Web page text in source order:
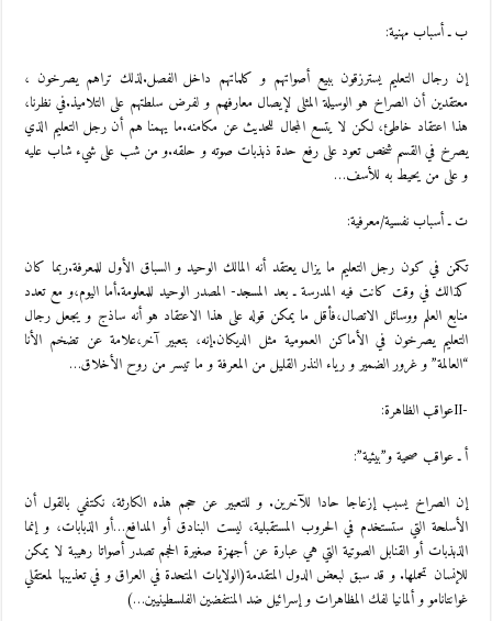
ب ـ أسباب مهنية:
إن رجال التعليم يسترزقون ببيع أصواتهم و كلماتهم داخل الفصل.لذلك تراهم يصرخون ،
معتقدين أن الصراخ هو الوسيلة المثلى لإيصال معارفهم و لفرض سلطتهم على التلاميذ.في نظرنا،
هذا اعتقاد خاطئ، لكن لا يتسع المجال للحديث عن مكامنه.ما يهمنا هم أن رجل التعليم الذي
يصرخ في القسم شخص تعود على رفع حدة ذبذبات صوته و حلقه.و من شب على شيء شاب عليه
و على من يحيط به للأسف…
ت ـ أسباب نفسية/معرفية:
تكمن في كون رجل التعليم ما يزال يعتقد أنه المالك الوحيد و السباق الأول للمعرفة.ربما كان
كذالك في وقت كانت فيه المدرسة ـ بعد المسجد- المصدر الوحيد للمعلومة.أما اليوم،و مع تعدد
منابع العلم ووسائل الاتصال،فأقل ما يمكن قوله على هذا الاعتقاد هو أنه ساذج و يجعل رجال
التعليم يصرخون في الأماكن العمومية مثل الديكان.إنه، بتعبير آخر،علامة عن تضخم الأنا
“العالمة” و غرور الضمير و رياء النذر القليل من المعرفة و ما تيسر من روح الأخلاق…
-IIعواقب الظاهرة:
أ ـ عواقب صحية و”بيئية”:
إن الصراخ يسبب إزعاجا حادا للآخرين. و للتعبير عن حجم هذه الكارثة، نكتفي بالقول أن
الأسلحة التي ستستخدم في الحروب المستقبلية، ليست البنادق أو المدافع…أو الذبابات، و إنما
الذبذبات أو القنابل الصوتية التي هي عبارة عن أجهزة صغيرة الحجم تصدر أصواتا رهيبة لا يمكن
للإنسان تحملها. و قد سبق لبعض الدول المتقدمة(الولايات المتحدة في العراق و في تعذيبها لمعتقلي
غوانتانامو و ألمانيا لفك المظاهرات و إسرائيل ضد المنتفضين الفلسطينيين…)